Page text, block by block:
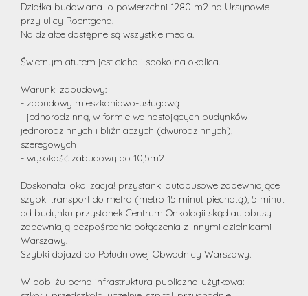
Działka budowlana o powierzchni 1280 m2 na Ursynowie
przy ulicy Roentgena.
Na działce dostępne są wszystkie media.
Świetnym atutem jest cicha i spokojna okolica.
Warunki zabudowy:
- zabudowy mieszkaniowo-usługową
- jednorodzinną, w formie wolnostojących budynków
jednorodzinnych i bliźniaczych (dwurodzinnych),
szeregowych
- wysokość zabudowy do 10,5m2
Doskonała lokalizacja! przystanki autobusowe zapewniające
szybki transport do metra (metro 15 minut piechotą), 5 minut
od budynku przystanek Centrum Onkologii skąd autobusy
zapewniają bezpośrednie połączenia z innymi dzielnicami
Warszawy.
Szybki dojazd do Południowej Obwodnicy Warszawy.
W pobliżu pełna infrastruktura publiczno-użytkowa: